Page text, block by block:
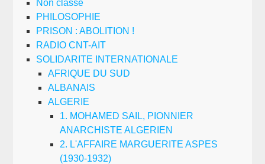
Non classé
PHILOSOPHIE
PRISON : ABOLITION !
RADIO CNT-AIT
SOLIDARITE INTERNATIONALE
AFRIQUE DU SUD
ALBANAIS
ALGERIE
1. MOHAMED SAIL, PIONNIER
ANARCHISTE ALGERIEN
2. L'AFFAIRE MARGUERITE ASPES
(1930-1932)